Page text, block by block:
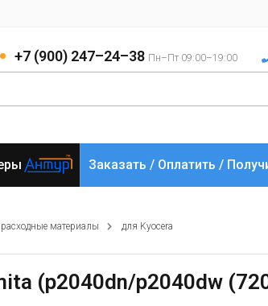
+7 (900) 247–24–38 Пн–Пт 09:00–19:00
Заказать / Оплатить /
материалы для Kyocera
(p2040dn/p2040dw